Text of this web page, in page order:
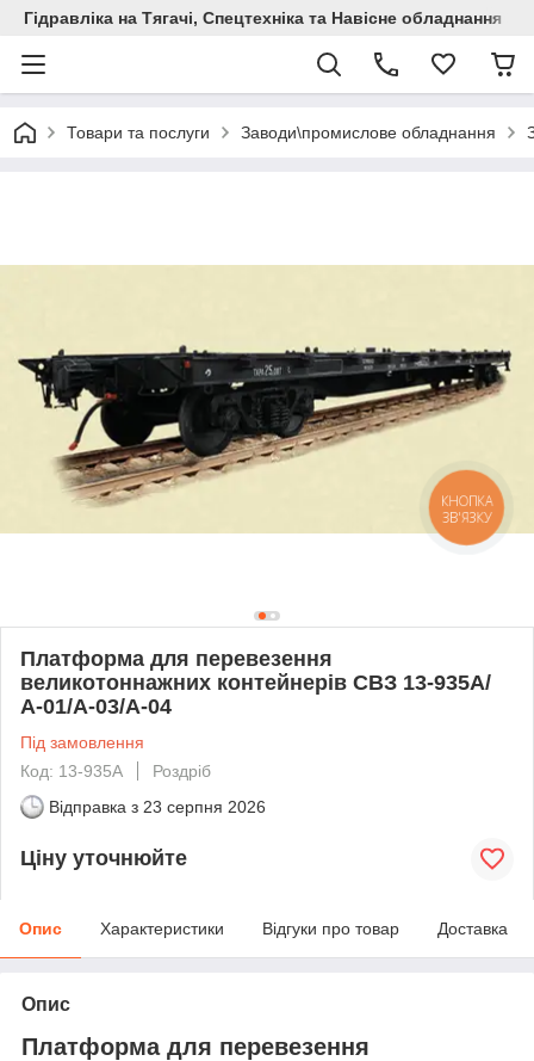
Гідравліка на Тягачі, Спецтехніка та Навісне обладнання
Товари та послуги Заводи\промислове обладнання
Платформа для перевезення
великотоннажних контейнерів СВЗ 13-935А/
А-01/А-03/А-04
Під замовлення
Код: 13-935А
Роздріб
Відправка з 23 серпня 2026
Ціну уточнюйте
Опис Характеристики Відгуки про товар Доставка
Опис
Платформа для перевезення
КНОПКА
ЗВ'ЯЗКУ